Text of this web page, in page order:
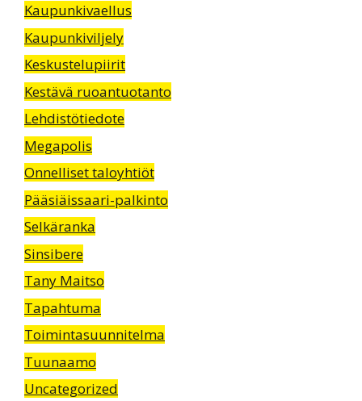
Kaupunkivaellus
Kaupunkiviljely
Keskustelupiirit
Kestävä ruoantuotanto
Lehdistötiedote
Megapolis
Onnelliset taloyhtiöt
Pääsiäissaari-palkinto
Selkäranka
Sinsibere
Tany Maitso
Tapahtuma
Toimintasuunnitelma
Tuunaamo
Uncategorized